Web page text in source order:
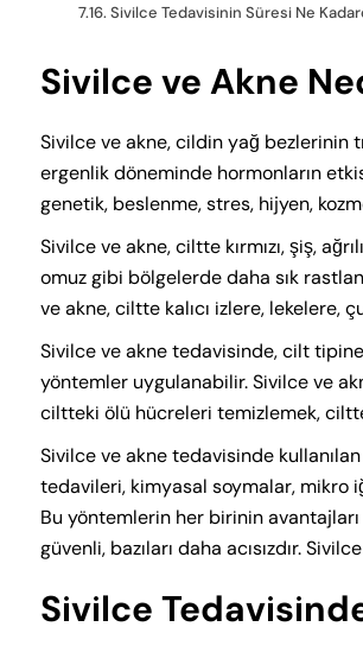
Sivilce Tedavisinin Süresi Ne
Sivilce ve Akne
Sivilce ve akne, cildin yağ bezlerinin
ergenlik döneminde hormonların
genetik, beslenme, stres, hijyen,
Sivilce ve akne, ciltte kırmızı, şiş,
omuz gibi bölgelerde daha sık
ve akne, ciltte kalıcı izlere, lekelere,
Sivilce ve akne tedavisinde, cilt
yöntemler uygulanabilir. Sivilce ve
ciltteki ölü hücreleri temizlemek,
Sivilce ve akne tedavisinde
tedavileri, kimyasal soymalar, mikro
Bu yöntemlerin her birinin avantajları
güvenli, bazıları daha acısızdır.
Sivilce